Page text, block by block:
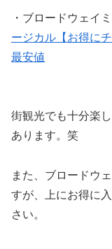
・ブロードウェイ
ージカル【お得に
最安値
街観光でも十分楽
あります。笑
また、ブロードウ
すが、上にお得に
さい。